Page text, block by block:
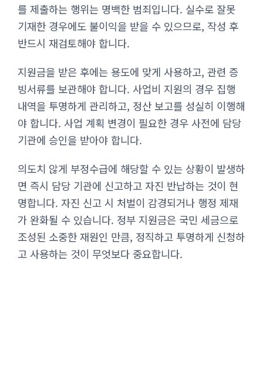
를 제출하는 행위는 명백한 범죄입니다. 실수로 잘못
기재한 경우에도 불이익을 받을 수 있으므로, 작성 후
반드시 재검토해야 합니다.
지원금을 받은 후에는 용도에 맞게 사용하고, 관련 증
빙서류를 보관해야 합니다. 사업비 지원의 경우 집행
내역을 투명하게 관리하고, 정산 보고를 성실히 이행해
야 합니다. 사업 계획 변경이 필요한 경우 사전에 담당
기관에 승인을 받아야 합니다.
의도치 않게 부정수급에 해당할 수 있는 상황이 발생하
면 즉시 담당 기관에 신고하고 자진 반납하는 것이 현
명합니다. 자진 신고 시 처벌이 감경되거나 행정 제재
가 완화될 수 있습니다. 정부 지원금은 국민 세금으로
조성된 소중한 재원인 만큼, 정직하고 투명하게 신청하
고 사용하는 것이 무엇보다 중요합니다.